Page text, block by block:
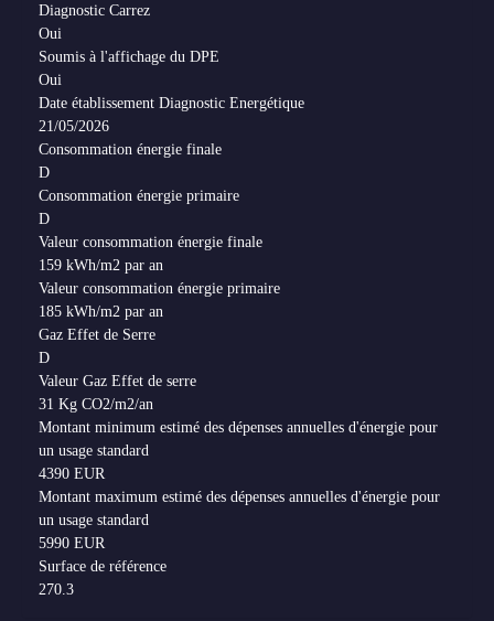
Diagnostic Carrez
Oui
Soumis à l'affichage du DPE
Oui
Date établissement Diagnostic Energétique
21/05/2026
Consommation énergie finale
D
Consommation énergie primaire
D
Valeur consommation énergie finale
159 kWh/m2 par an
Valeur consommation énergie primaire
185 kWh/m2 par an
Gaz Effet de Serre
D
Valeur Gaz Effet de serre
31 Kg CO2/m2/an
Montant minimum estimé des dépenses annuelles d'énergie pour
un usage standard
4390 EUR
Montant maximum estimé des dépenses annuelles d'énergie pour
un usage standard
5990 EUR
Surface de référence
270.3